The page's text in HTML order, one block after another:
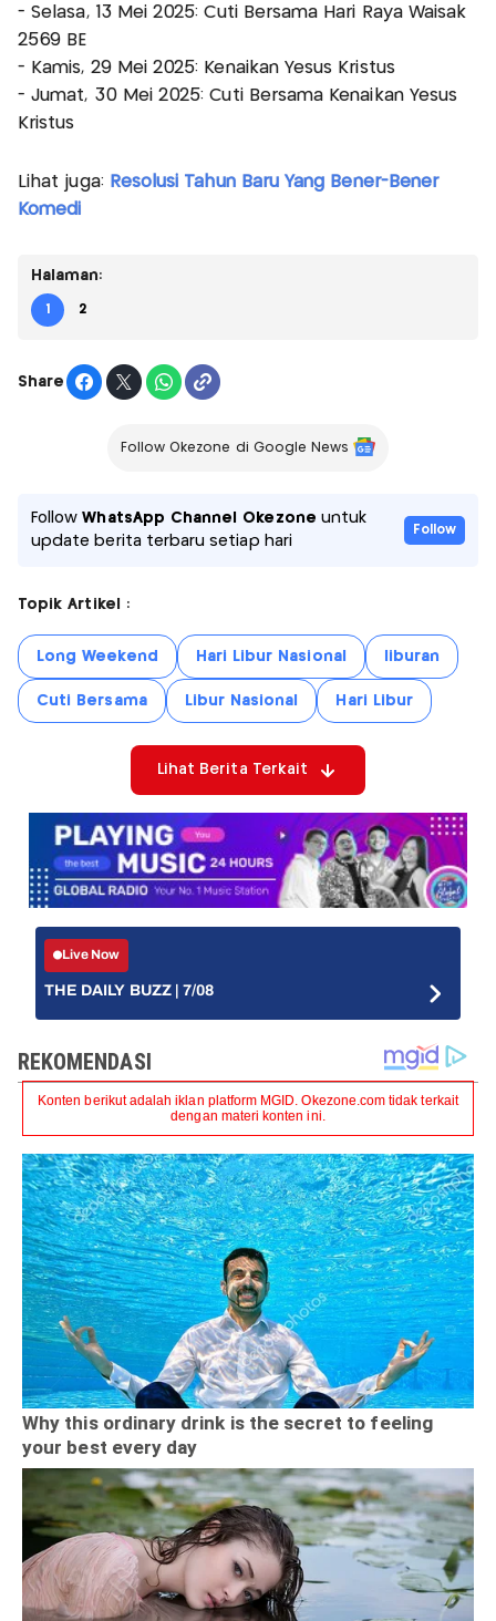
- Selasa, 13 Mei 2025: Cuti Bersama Hari Raya Waisak
2569 BE
- Kamis, 29 Mei 2025: Kenaikan Yesus Kristus
- Jumat, 30 Mei 2025: Cuti Bersama Kenaikan Yesus
Kristus
Lihat juga: Resolusi Tahun Baru Yang Bener-Bener
Komedi
Halaman:
1 2
Share
Follow Okezone di Google News
FollowWhatsApp Channel Okezone untuk
update berita terbaru setiap hari
Follow
Topik Artikel :
Long Weekend Hari Libur Nasional liburan
Cuti Bersama Libur Nasional Hari Libur
Lihat Berita Terkait
Live Now
THE DAILY BUZZ | 7/08